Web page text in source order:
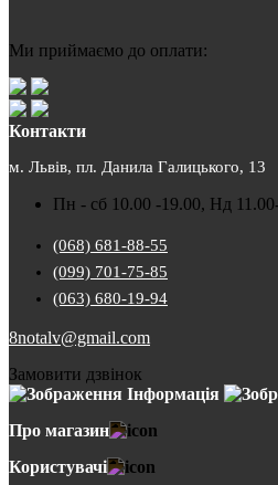
Ми приймаємо до оплати:
Контакти
м. Львів, пл. Данила Галицького, 13
Пн - сб 10.00 -19.00, Нд
(068) 681-88-55
(099) 701-75-85
(063) 680-19-94
8notalv@gmail.com
Замовити дзвінок
Інформація
Про магазин
Користувачі